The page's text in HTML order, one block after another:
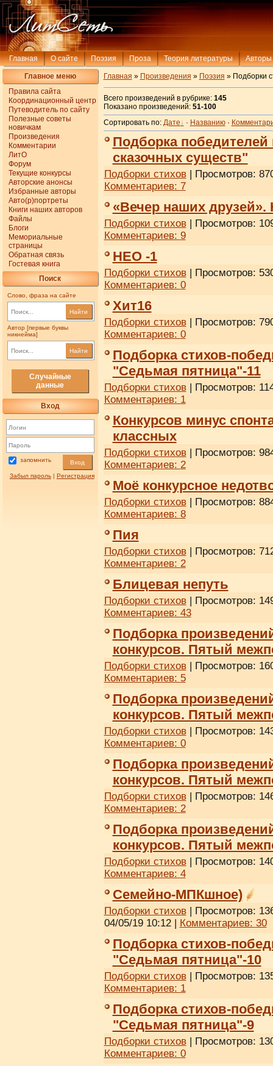
Главная О сайте Поэзия Проза Теория литературы Авторы
Главное меню
Правила сайта
Координационный центр
Путеводитель по сайту
Полезные советы
новичкам
Произведения
Комментарии
ЛитО
Форум
Текущие конкурсы
Авторские анонсы
Избранные авторы
Авто(р)портреты
Книги наших авторов
Файлы
Блоги
Мемориальные
страницы
Обратная связь
Гостевая книга
Поиск
Слово, фраза на сайте
Найти
Автор [первые буквы
никнейма]
Найти
Случайные
данные
Вход
запомнить Вход
Забыл пароль| Регистрация
Главная » Произведения » Поэзия » Подборки
Всего произведений в рубрике: 145
Показано произведений: 51-100
Сортировать по: Дате · Названию·
Подборка
сказочных существ"
Подборки стихов| Просмотров:
Комментариев: 7
«Вечер наших
Подборки стихов| Просмотров:
Комментариев: 9
НЕО -1
Подборки стихов| Просмотров:
Комментариев: 0
Хит16
Подборки стихов| Просмотров:
Комментариев: 0
Подборка стихов-
"Седьмая пятница"-11
Подборки стихов| Просмотров:
Комментариев: 1
Конкурсов минус
классных
Подборки стихов| Просмотров:
Комментариев: 2
Моё конкурсное
Подборки стихов| Просмотров:
Комментариев: 8
Пия
Подборки стихов| Просмотров:
Комментариев: 2
Блицевая непуть
Подборки стихов| Просмотров:
Комментариев: 43
Подборка
конкурсов. Пятый
Подборки стихов| Просмотров:
Комментариев: 5
Подборка
конкурсов. Пятый
Подборки стихов| Просмотров:
Комментариев: 0
Подборка
конкурсов. Пятый
Подборки стихов| Просмотров:
Комментариев: 2
Подборка
конкурсов. Пятый
Подборки стихов| Просмотров:
Комментариев: 4
Семейно-МПКшное)
Подборки стихов| Просмотров:
04/05/19 10:12| Комментариев: 30
Подборка стихов-
"Седьмая пятница"-10
Подборки стихов| Просмотров:
Комментариев: 1
Подборка стихов-
"Седьмая пятница"-9
Подборки стихов| Просмотров:
Комментариев: 0